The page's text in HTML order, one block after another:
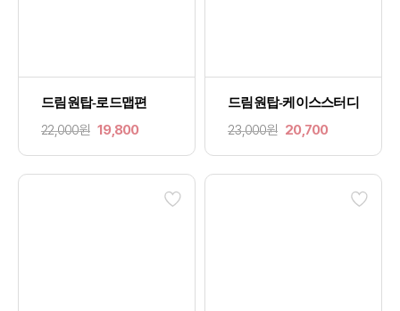
드림원탑-로드맵편
22,000원 19,800
드림원탑-케이스스터디
23,000원 20,700